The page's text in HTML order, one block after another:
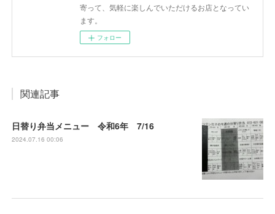
寄って、気軽に楽しんでいただけるお店となってい
ます。
フォロー
関連記事
日替り弁当メニュー 令和6年 7/16
2024.07.16 00:06